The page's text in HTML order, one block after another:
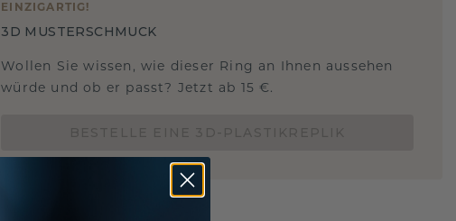
EINZIGARTIG !
3D MUSTERSCHMUCK
Wollen Sie wissen, wie dieser Ring an Ihnen aussehen
würde und ob er passt? Jetzt ab 15 €.